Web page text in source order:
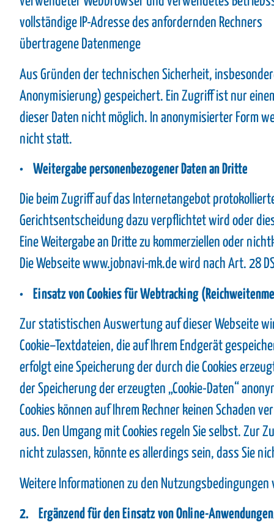
vollständige IP-Adresse des anfordernden Rechners
übertragene Datenmenge
Aus Gründen der technischen Sicherheit,
Anonymisierung) gespeichert. Ein Zugriff ist nur
dieser Daten nicht möglich. In anonymisierter Form
nicht statt.
• Weitergabe personenbezogener Daten an Dritte
Die beim Zugriff auf das Internetangebot
Gerichtsentscheidung dazu verpflichtet wird oder
Eine Weitergabe an Dritte zu kommerziellen oder
Die Webseite www.jobnavi-mk.de wird nach Art. 28
• Einsatz von Cookies für Webtracking
Zur statistischen Auswertung auf dieser Webseite
Cookie–Textdateien, die auf Ihrem Endgerät
erfolgt eine Speicherung der durch die Cookies
der Speicherung der erzeugten „Cookie-Daten“
Cookies können auf Ihrem Rechner keinen Schaden
aus. Den Umgang mit Cookies regeln Sie selbst. Zur
nicht zulassen, könnte es allerdings sein, dass Sie
Weitere Informationen zu den
2. Ergänzend für den Einsatz von Online-